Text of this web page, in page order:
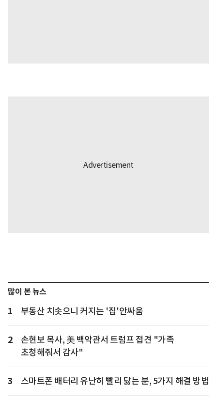
많이 본 뉴스
1 부동산 치솟으니 커지는 '집'안싸움
2
손현보 목사, 美 백악관서 트럼프 접견 "가족
초청해줘서 감사"
3 스마트폰 배터리 유난히 빨리 닳는 분, 5가지 해결 방법